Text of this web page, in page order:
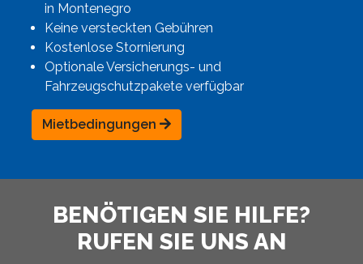
in Montenegro
Keine versteckten Gebühren
Kostenlose Stornierung
Optionale Versicherungs- und
Fahrzeugschutzpakete verfügbar
Mietbedingungen
BENÖTIGEN SIE HILFE?
RUFEN SIE UNS AN